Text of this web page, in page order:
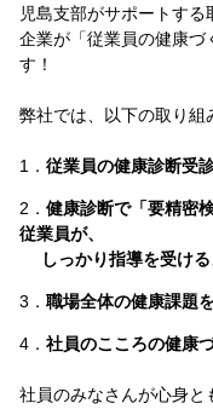
児島支部がサポートする
企業が「従業員の健康
す！
弊社では、以下の取り組
1． 従業員の健康診断受
2． 健康診断で「要精密
従業員が、
しっかり指導を受け
3． 職場全体の健康課題
4． 社員のこころの健康
社員のみなさんが心身と